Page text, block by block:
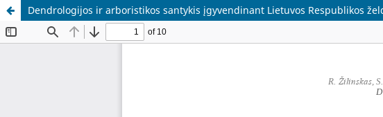
Dendrologijos ir arboristikos santykis įgyvendinant Lietuvos Respublikos